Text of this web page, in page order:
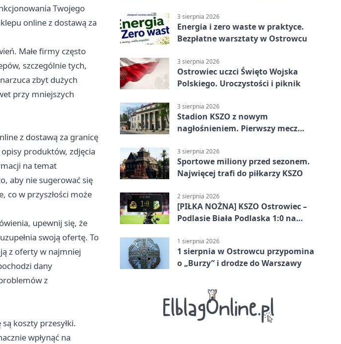
Twojego
online z dostawą za
Małe firmy często
szczególnie tych,
zbyt dużych
przy mniejszych
z dostawą za granicę
produktów, zdjęcia
na temat
aby nie sugerować się
co w przyszłości może
upewnij się, że
swoją ofertę. To
z oferty w najmniej
dany
z
koszty przesyłki.
wpłynąć na
3 sierpnia 2026
Energia i zero waste w praktyce.
Bezpłatne warsztaty w Ostrowcu
3 sierpnia 2026
Ostrowiec uczci Święto Wojska
Polskiego. Uroczystości i piknik
3 sierpnia 2026
Stadion KSZO z nowym
nagłośnieniem. Pierwszy mecz
3 sierpnia 2026
Sportowe miliony przed sezonem.
Najwięcej trafi do piłkarzy KSZO
2 sierpnia 2026
[PIŁKA NOŻNA] KSZO Ostrowiec –
Podlasie Biała Podlaska 1:0 na
(Grupa IV)
1 sierpnia 2026
1 sierpnia w Ostrowcu przypomina
o „Burzy” i drodze do Warszawy